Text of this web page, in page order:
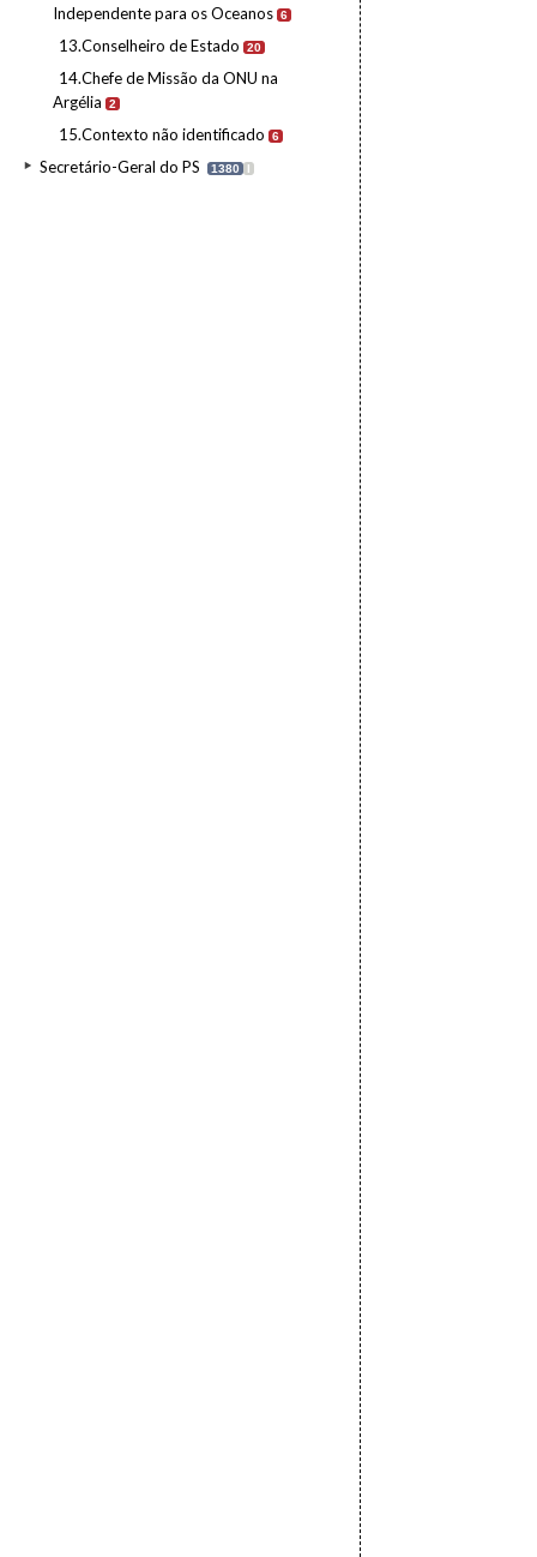
Independente para os Oceanos 6
13.Conselheiro de Estado 20
14.Chefe de Missão da ONU na
Argélia
2
15.Contexto não identificado 6
Secretário-Geral do PS 1380 I